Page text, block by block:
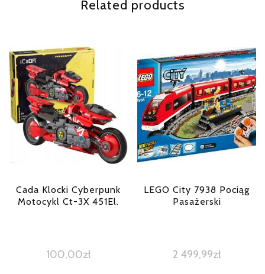
Related products
Cada Klocki Cyberpunk
Motocykl Ct-3X 451El.
100,00zł
LEGO City 7938 Pociąg
Pasażerski
2 499,99zł